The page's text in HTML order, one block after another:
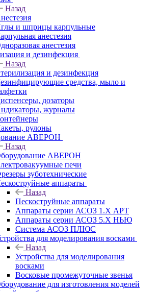
Назад
и шприцы карпульные
анестезия
анестезия
и дезинфекция
Назад
и дезинфекция
средства, мыло и
дозаторы
журналы
рулоны
АВЕРОН
Назад
АВЕРОН
печи
зуботехнические
аппараты
Назад
Пескоструйные аппараты
Аппараты серии АСОЗ 1.Х АРТ
Аппараты серии АСОЗ 5.Х НЬЮ
Система АСОЗ ПЛЮС
для моделирования восками
Назад
Устройства для моделирования
восками
Восковые промежуточные звенья
для изготовления моделей